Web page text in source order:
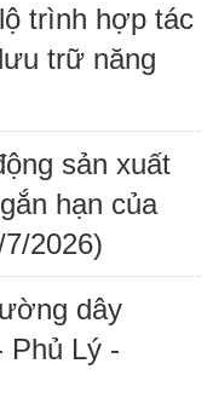
trình hợp tác
trữ năng
sản xuất
hạn của
2026)
dây
Phủ Lý -